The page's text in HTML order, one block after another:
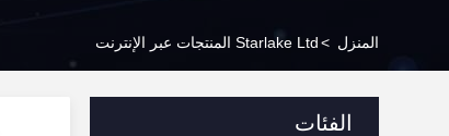
المنزل >Starlake Ltd المنتجات عبر الإنترنت
الفئات